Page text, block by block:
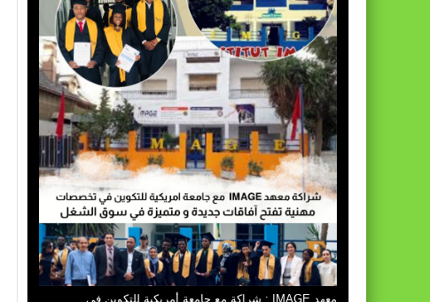
معهد IMAGE : شراكة مع جامعة أمريكية للتكوين في